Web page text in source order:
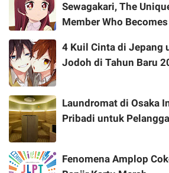
Sewagakari, The
Member Who
4 Kuil Cinta di Jepang
Jodoh di Tahun Baru
Laundromat di Osaka
Pribadi untuk
Fenomena Amplop